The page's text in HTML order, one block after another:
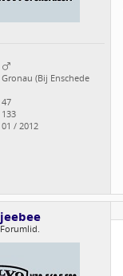
Gronau (Bij Enschede
47
133
01 / 2012
jeebee
Forumlid.